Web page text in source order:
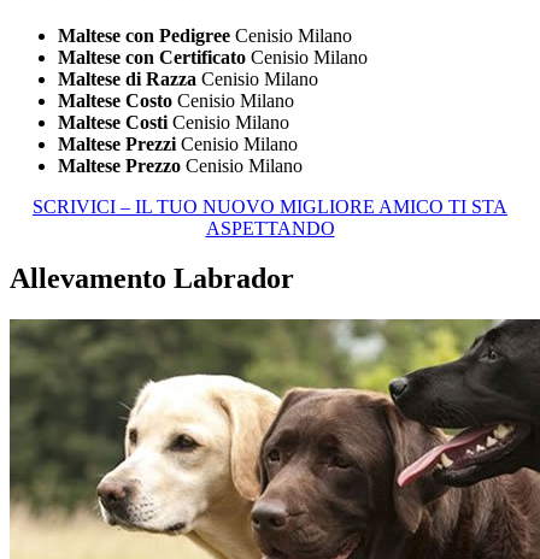
Maltese con Pedigree Cenisio Milano
Maltese con Certificato Cenisio Milano
Maltese di Razza Cenisio Milano
Maltese Costo Cenisio Milano
Maltese Costi Cenisio Milano
Maltese Prezzi Cenisio Milano
Maltese Prezzo Cenisio Milano
SCRIVICI – IL TUO NUOVO MIGLIORE AMICO TI STA
ASPETTANDO
Allevamento Labrador